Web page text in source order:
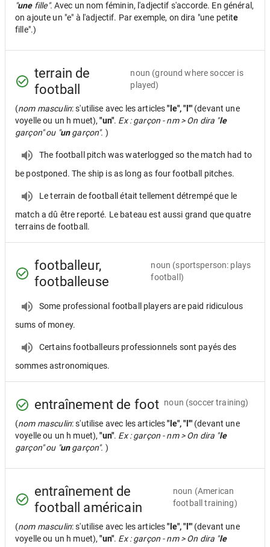
"unefille". Avec un nom féminin, l'adjectif s'accorde. En général,
on ajoute un "e" à l'adjectif. Par exemple, on dira "une petite
fille".)
terrain de
football
noun (ground where soccer is
played)
(nom masculin: s'utilise avec les articles"le", "l'" (devant une
voyelle ou un h muet),"un". Ex : garçon - nm > On dira "le
garçon" ou "ungarçon". )
The football pitch was waterlogged so the match had to
be postponed. The ship is as long as four football pitches.
Le terrain de football était tellement détrempé que le
match a dû être reporté. Le bateau est aussi grand que quatre
terrains de football.
footballeur,
footballeuse
noun (sportsperson: plays
football)
Some professional football players are paid ridiculous
sums of money.
Certains footballeurs professionnels sont payés des
sommes astronomiques.
entraînement de foot noun (soccer training)
(nom masculin: s'utilise avec les articles"le", "l'" (devant une
voyelle ou un h muet),"un". Ex : garçon - nm > On dira "le
garçon" ou "ungarçon". )
entraînement de
football américain
noun (American
football training)
(nom masculin: s'utilise avec les articles"le", "l'" (devant une
voyelle ou un h muet),"un". Ex : garçon - nm > On dira "le